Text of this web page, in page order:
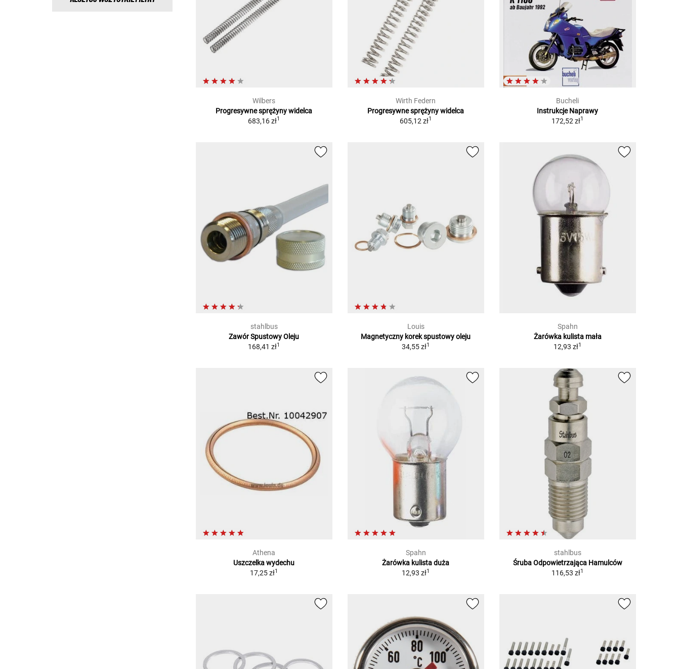
Wilbers
Progresywne sprężyny widelca
683,16 zł1
Wirth Federn
Progresywne sprężyny widelca
605,12 zł1
Bucheli
Instrukcje Naprawy
172,52 zł1
stahlbus
Zawór Spustowy Oleju
168,41 zł1
Louis
Magnetyczny korek spustowy oleju
34,55 zł1
Spahn
Żarówka kulista mała
12,93 zł1
Athena
Uszczelka wydechu
17,25 zł1
Spahn
Żarówka kulista duża
12,93 zł1
stahlbus
Śruba Odpowietrzająca Hamulców
116,53 zł1